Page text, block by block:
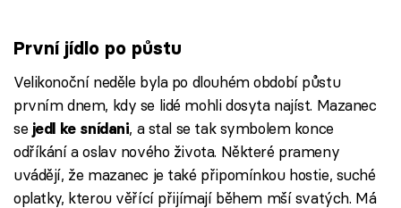
První jídlo po půstu
Velikonoční neděle byla po dlouhém období půstu
prvním dnem, kdy se lidé mohli dosyta najíst. Mazanec
sejedl ke snídani, a stal se tak symbolem konce
odříkání a oslav nového života. Některé prameny
uvádějí, že mazanec je také připomínkou hostie, suché
oplatky, kterou věřící přijímají během mší svatých. Má